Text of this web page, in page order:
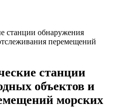
станции обнаружения
перемещений
станции
объектов и
морских